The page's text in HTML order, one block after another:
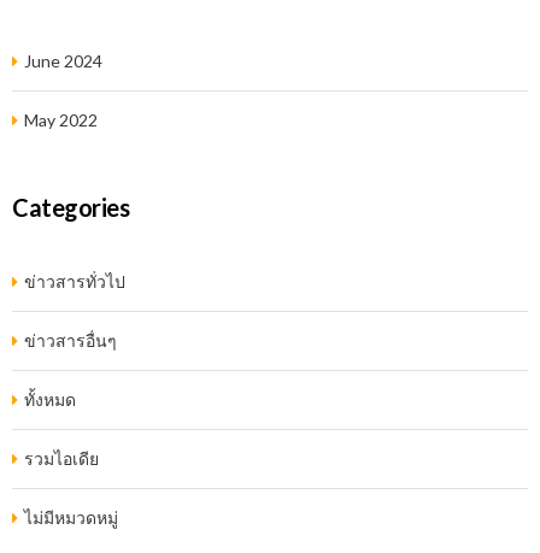
June 2024
May 2022
Categories
ข่าวสารทั่วไป
ข่าวสารอื่นๆ
ทั้งหมด
รวมไอเดีย
ไม่มีหมวดหมู่